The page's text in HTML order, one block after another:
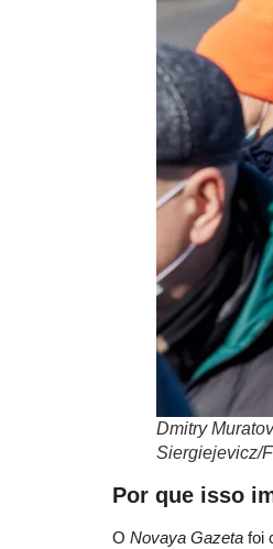
Dmitry
Siergiejevicz/
Por que isso
O Novaya Gazeta foi